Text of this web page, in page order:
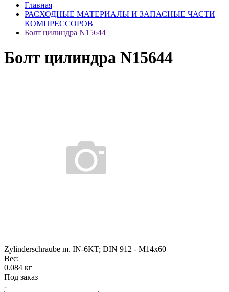
Главная
РАСХОДНЫЕ МАТЕРИАЛЫ И ЗАПАСНЫЕ ЧАСТИ
КОМПРЕССОРОВ
Болт цилиндра N15644
Болт цилиндра N15644
Zylinderschraube m. IN-6KT; DIN 912 - M14x60
Вес:
0.084 кг
Под заказ
-